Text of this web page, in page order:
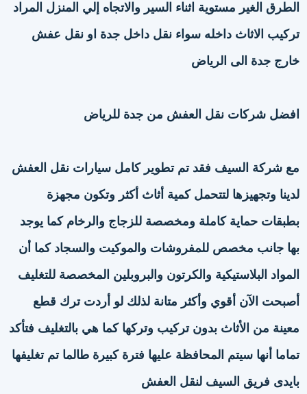
الطرق الغير مستوية اثناء السير والاتجاه إلي المنزل المراد
تركيب الاثاث داخله سواء نقل داخل جدة او نقل عفش
خارج جدة الى الرياض
افضل شركات نقل العفش من جدة للرياض
مع شركة السيف فقد تم تطوير كامل سيارات نقل العفش
لدينا وتجهيزها لتتحمل كمية أثاث أكثر وتكون مجهزة
بطبقات حماية كاملة ومخصصة للزجاج والرخام كما يوجد
بها جانب مخصص للمفروشات والموكيت والسجاد كما أن
المواد البلاستيكية والكرتون والبروبلين المخصصة للتغليف
أصبحت الآن أقوي وأكثر متانة لذلك لو أردت ترك قطع
معينة من الأثاث بدون تركيب وتركها كما هي بالتغليف فتأكد
تماما أنها سيتم المحافظة عليها فترة كبيرة طالما تم تغليفها
بايدى فريق السيف لنقل العفش